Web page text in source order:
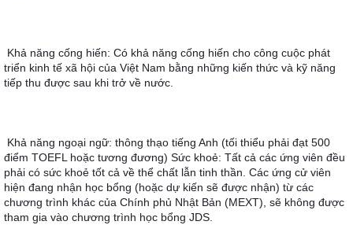
Khả năng cống hiến: Có khả năng cống hiến cho công cuộc phát
triển kinh tế xã hội của Việt Nam bằng những kiến thức và kỹ năng
tiếp thu được sau khi trở về nước.
Khả năng ngoại ngữ: thông thạo tiếng Anh (tối thiểu phải đạt 500
điểm TOEFL hoặc tương đương) Sức khoẻ: Tất cả các ứng viên đều
phải có sức khoẻ tốt cả về thể chất lẫn tinh thần. Các ứng cử viên
hiện đang nhận học bổng (hoặc dự kiến sẽ được nhận) từ các
chương trình khác của Chính phủ Nhật Bản (MEXT), sẽ không được
tham gia vào chương trình học bổng JDS.